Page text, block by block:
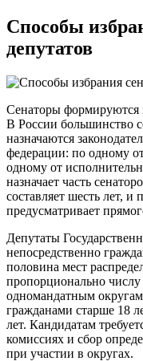
Способы
депутатов
Сенаторы формируются
В России большинство
назначаются
федерации: по одному
одному от
назначает часть
составляет шесть лет, и
предусматривает
Депутаты
непосредственно
половина мест
пропорционально
одномандатным
гражданами старше 18
лет. Кандидатам
комиссиях и сбор
при участии в округах.